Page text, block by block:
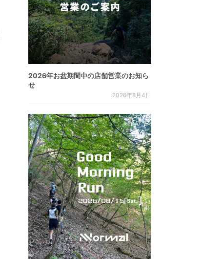
2026年お盆期間中の店舗営業のお知ら
せ
2026年8月4日